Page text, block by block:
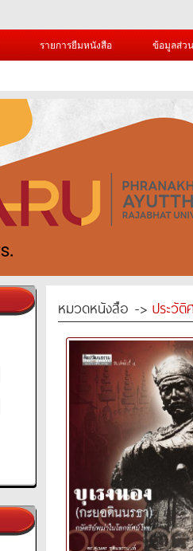
รายการยืมหนังสือ ข้อมูลส่ว
หมวดหนังสือ -> ประวัติ